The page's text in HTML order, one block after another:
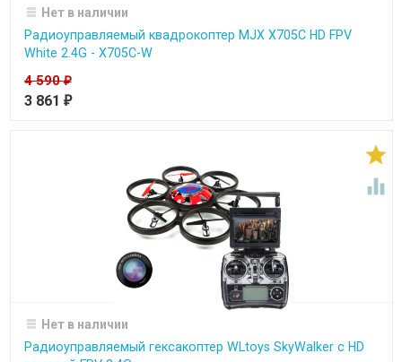
Нет в наличии
Радиоуправляемый квадрокоптер MJX X705C HD FPV
White 2.4G - X705C-W
4 590₽
3 861 ₽


Нет в наличии
Радиоуправляемый гексакоптер WLtoys SkyWalker с HD